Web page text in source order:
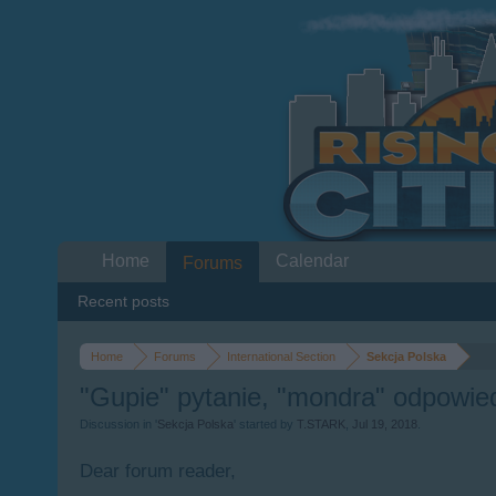
Home Forums International Section Sekcja Polska
"Gupie" pytanie, "mondra"
Discussion in ' Sekcja Polska ' started by T.STARK Jul 19, 2018
Dear forum reader,
Home Forums
Recent posts
Calendar